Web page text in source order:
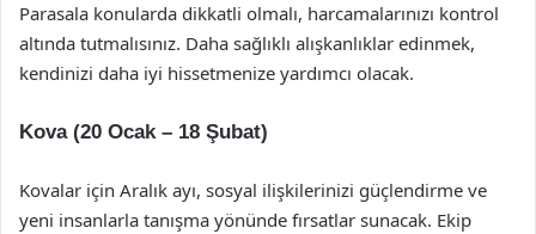
Parasala konularda dikkatli olmalı, harcamalarınızı kontrol
altında tutmalısınız. Daha sağlıklı alışkanlıklar edinmek,
kendinizi daha iyi hissetmenize yardımcı olacak.
Kova (20 Ocak – 18 Şubat)
Kovalar için Aralık ayı, sosyal ilişkilerinizi güçlendirme ve
yeni insanlarla tanışma yönünde fırsatlar sunacak. Ekip